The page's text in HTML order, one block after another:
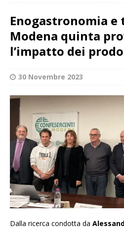
Enogastronomia e
Modena quinta
l’impatto dei
30 Novembre 2023
Dalla ricerca condotta da